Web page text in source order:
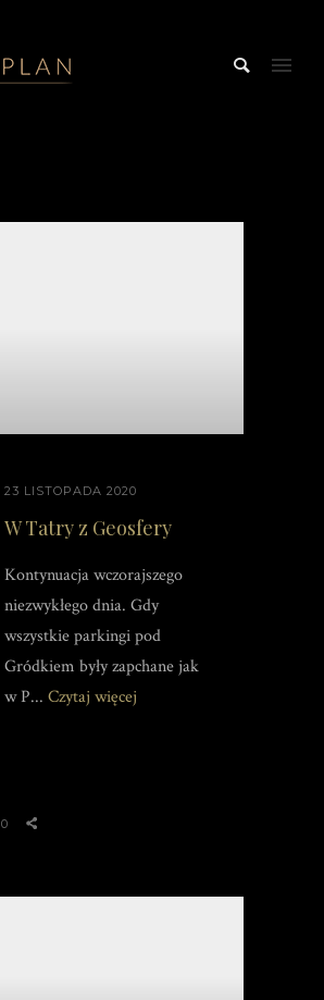
23 LISTOPADA 2020
W Tatry z Geosfery
Kontynuacja wczorajszego
niezwykłego dnia. Gdy
wszystkie parkingi pod
Gródkiem były zapchane jak
w P... Czytaj więcej
0